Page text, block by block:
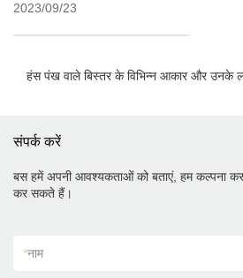
2023/09/23
हंस पंख वाले बिस्तर के विभिन्न आकार और उनके
संपर्क करें
बस हमें अपनी आवश्यकताओं को बताएं, हम कल्पना
कर सकते हैं।
*नाम